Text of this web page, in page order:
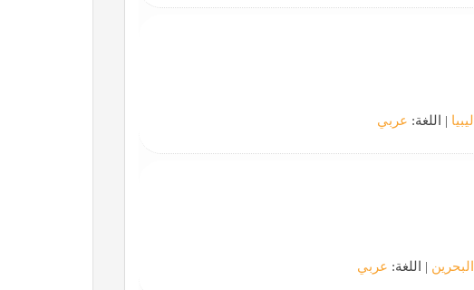
ليبيا | اللغة: عربي
البحرين | اللغة: عربي